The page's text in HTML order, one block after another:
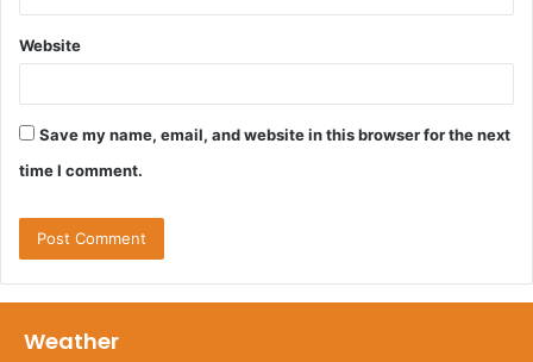
Website
Save my name, email, and website in this browser for the next
time I comment.
Weather